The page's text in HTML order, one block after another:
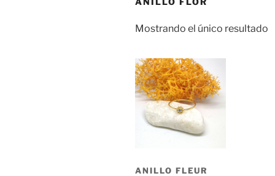
Mostrando el único resultado
ANILLO FLEUR